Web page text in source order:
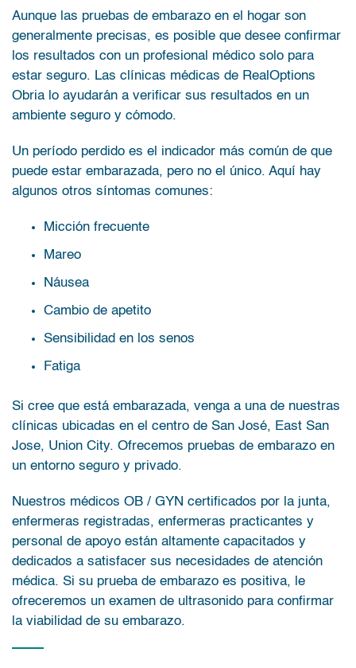
Aunque las pruebas de embarazo en el hogar son
generalmente precisas, es posible que desee confirmar
los resultados con un profesional médico solo para
estar seguro. Las clínicas médicas de RealOptions
Obria lo ayudarán a verificar sus resultados en un
ambiente seguro y cómodo.
Un período perdido es el indicador más común de que
puede estar embarazada, pero no el único. Aquí hay
algunos otros síntomas comunes:
Micción frecuente
Mareo
Náusea
Cambio de apetito
Sensibilidad en los senos
Fatiga
Si cree que está embarazada, venga a una de nuestras
clínicas ubicadas en el centro de San José, East San
Jose, Union City. Ofrecemos pruebas de embarazo en
un entorno seguro y privado.
Nuestros médicos OB / GYN certificados por la junta,
enfermeras registradas, enfermeras practicantes y
personal de apoyo están altamente capacitados y
dedicados a satisfacer sus necesidades de atención
médica. Si su prueba de embarazo es positiva, le
ofreceremos un examen de ultrasonido para confirmar
la viabilidad de su embarazo.